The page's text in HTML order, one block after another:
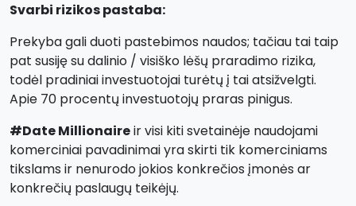
Svarbi rizikos pastaba:
Prekyba gali duoti pastebimos naudos; tačiau tai taip
pat susiję su dalinio / visiško lėšų praradimo rizika,
todėl pradiniai investuotojai turėtų į tai atsižvelgti.
Apie 70 procentų investuotojų praras pinigus.
#Date Millionaireir visi kiti svetainėje naudojami
komerciniai pavadinimai yra skirti tik komerciniams
tikslams ir nenurodo jokios konkrečios įmonės ar
konkrečių paslaugų teikėjų.